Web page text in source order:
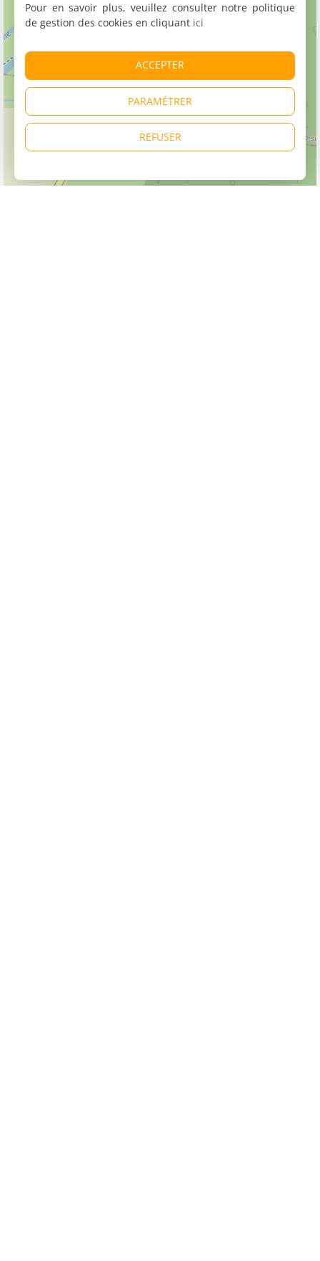
Pour en savoir plus, veuillez consulter notre politique
de gestion des cookies en cliquant ici
ACCEPTER
PARAMÉTRER
REFUSER